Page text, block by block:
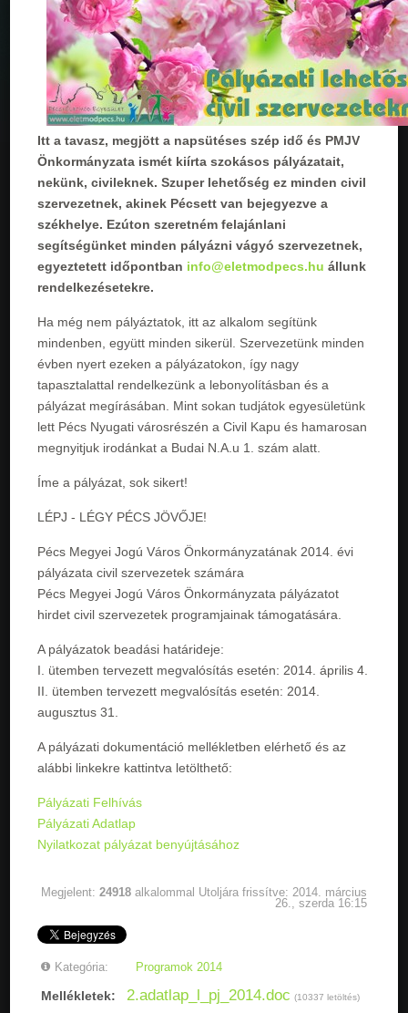
Itt a tavasz, megjött a napsütéses szép idő és PMJV
Önkormányzata ismét kiírta szokásos pályázatait,
nekünk, civileknek. Szuper lehetőség ez minden civil
szervezetnek, akinek Pécsett van bejegyezve a
székhelye. Ezúton szeretném felajánlani
segítségünket minden pályázni vágyó szervezetnek,
egyeztetett időpontban info@eletmodpecs.hu állunk
rendelkezésetekre.
Ha még nem pályáztatok, itt az alkalom segítünk
mindenben, együtt minden sikerül. Szervezetünk minden
évben nyert ezeken a pályázatokon, így nagy
tapasztalattal rendelkezünk a lebonyolításban és a
pályázat megírásában. Mint sokan tudjátok egyesületünk
lett Pécs Nyugati városrészén a Civil Kapu és hamarosan
megnyitjuk irodánkat a Budai N.A.u 1. szám alatt.
Íme a pályázat, sok sikert!
LÉPJ - LÉGY PÉCS JÖVŐJE!
Pécs Megyei Jogú Város Önkormányzatának 2014. évi
pályázata civil szervezetek számára
Pécs Megyei Jogú Város Önkormányzata pályázatot
hirdet civil szervezetek programjainak támogatására.
A pályázatok beadási határideje:
I. ütemben tervezett megvalósítás esetén: 2014. április 4.
II. ütemben tervezett megvalósítás esetén: 2014.
augusztus 31.
A pályázati dokumentáció mellékletben elérhető és az
alábbi linkekre kattintva letölthető:
Pályázati Felhívás
Pályázati Adatlap
Nyilatkozat pályázat benyújtásához
Megjelent:24918 alkalommal Utoljára frissítve: 2014. március
26., szerda 16:15
Kategória: Programok 2014
Mellékletek: 2.adatlap_l_pj_2014.doc (10337 letöltés)